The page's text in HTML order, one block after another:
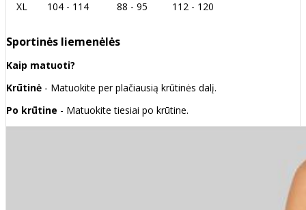
XL 104 - 114 88 - 95 112 - 120
Sportinės liemenėlės
Kaip matuoti?
Krūtinė - Matuokite per plačiausią krūtinės dalį.
Po krūtine - Matuokite tiesiai po krūtine.